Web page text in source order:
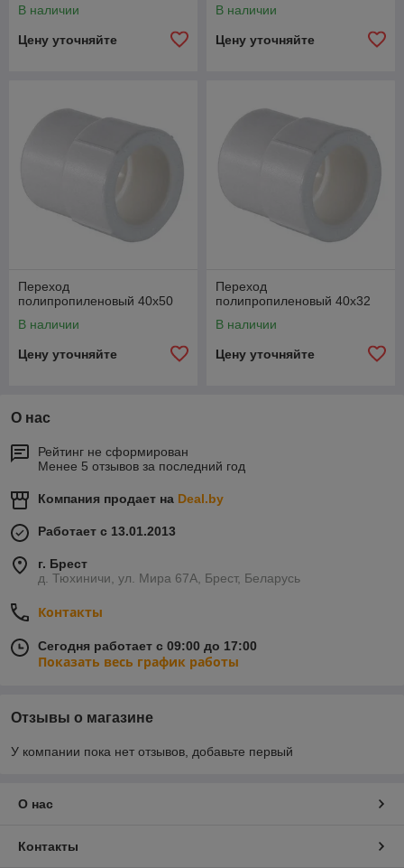
В наличии
Цену уточняйте
В наличии
Цену уточняйте
Переход
полипропиленовый 40х50
В наличии
Цену уточняйте
Переход
полипропиленовый 40х32
В наличии
Цену уточняйте
О нас
Рейтинг не сформирован
Менее 5 отзывов за последний год
Компания продает на Deal.by
Работает с 13.01.2013
г. Брест
д. Тюхиничи, ул. Мира 67А, Брест, Беларусь
Контакты
Сегодня работает с 09:00 до 17:00
Показать весь график работы
Отзывы о магазине
У компании пока нет отзывов, добавьте первый
О нас
Контакты